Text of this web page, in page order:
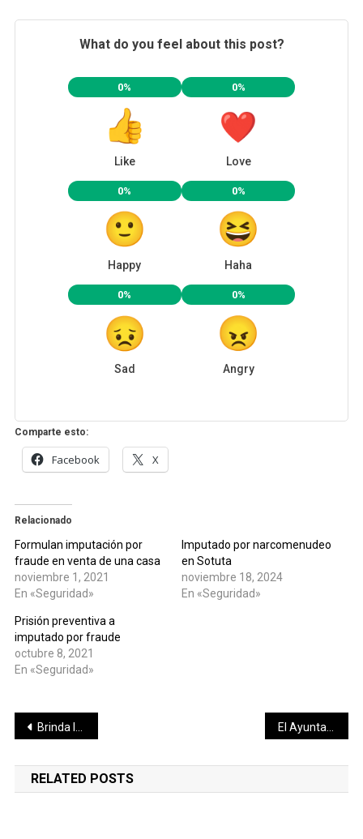
What do you feel about this post?
0%
Like
0%
Love
0%
Happy
0%
Haha
0%
Sad
0%
Angry
Comparte esto:
Facebook X
Relacionado
Formulan imputación por
fraude en venta de una casa
noviembre 1, 2021
En «Seguridad»
Imputado por narcomenudeo
en Sotuta
noviembre 18, 2024
En «Seguridad»
Prisión preventiva a
imputado por fraude
octubre 8, 2021
En «Seguridad»
Navegación
de
entradas
Brinda IMSS Yucatán información sobre condón, método anticonceptivo y de prevención de enfermedades de transmisión sexual
RELATED POSTS